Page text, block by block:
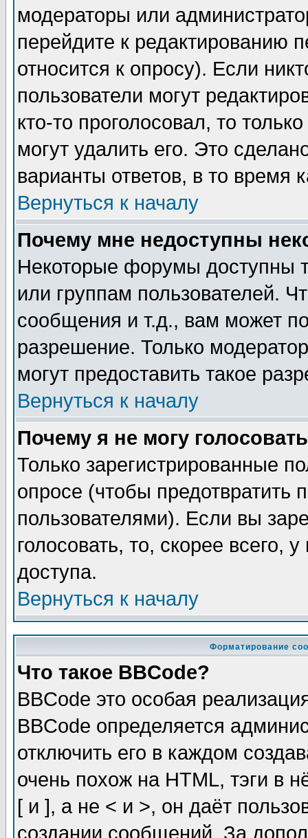
модераторы или
перейдите к редактированию
относится к опросу). Если
пользователи могут
кто-то проголосовал, то
могут удалить его. Это
варианты ответов, в то время
Вернуться к началу
Почему мне недоступны
Некоторые форумы доступны
или группам пользователей.
сообщения и т.д., вам может
разрешение. Только
могут предоставить такое
Вернуться к началу
Почему я не могу
Только зарегистрированные
опросе (чтобы предотвратить
пользователями). Если вы
голосовать, то, скорее всего,
доступа.
Вернуться к началу
Форматирование
Что такое BBCode?
BBCode это особая
BBCode определяется
отключить его в каждом
очень похож на HTML, тэги в
[ и ], а не < и >, он даёт
создании сообщений. За